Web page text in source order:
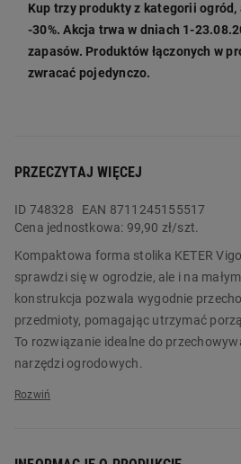
Kup trzy produkty z kategorii ogród,
-30%. Akcja trwa w dniach 1-
zapasów. Produktów łączonych w
zwracać pojedynczo.
PRZECZYTAJ WIĘCEJ
ID 748328
EAN 8711245155517
Cena jednostkowa: 99,90 zł/szt.
Kompaktowa forma stolika KETER
sprawdzi się w ogrodzie, ale i na
konstrukcja pozwala wygodnie
przedmioty, pomagając utrzymać
To rozwiązanie idealne do
narzędzi ogrodowych.
Nowoczesny design sprawia, że model